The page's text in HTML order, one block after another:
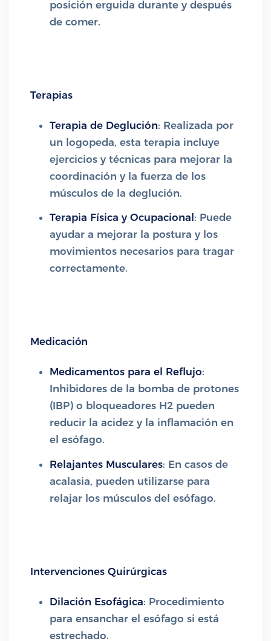
posición erguida durante y después
de comer.
Terapias
Terapia de Deglución: Realizada por
un logopeda, esta terapia incluye
ejercicios y técnicas para mejorar la
coordinación y la fuerza de los
músculos de la deglución.
Terapia Física y Ocupacional : Puede
ayudar a mejorar la postura y los
movimientos necesarios para tragar
correctamente.
Medicación
Medicamentos para el Reflujo:
Inhibidores de la bomba de protones
(IBP) o bloqueadores H2 pueden
reducir la acidez y la inflamación en
el esófago.
Relajantes Musculares: En casos de
acalasia, pueden utilizarse para
relajar los músculos del esófago.
Intervenciones Quirúrgicas
Dilación Esofágica: Procedimiento
para ensanchar el esófago si está
estrechado.